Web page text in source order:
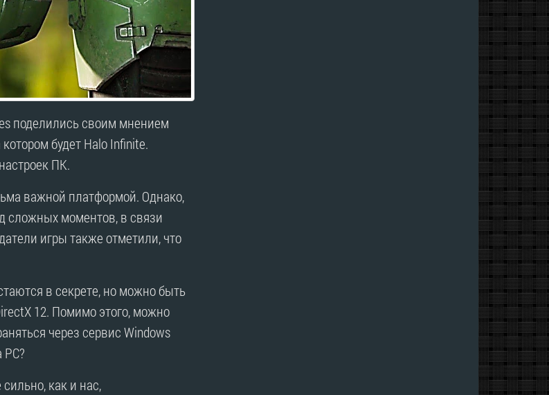
поделились своим мнением
будет Halo Infinite.
ПК.
важной платформой. Однако,
сложных моментов, в связи
игры также отметили, что
в секрете, но можно быть
12. Помимо этого, можно
через сервис Windows
как и нас,